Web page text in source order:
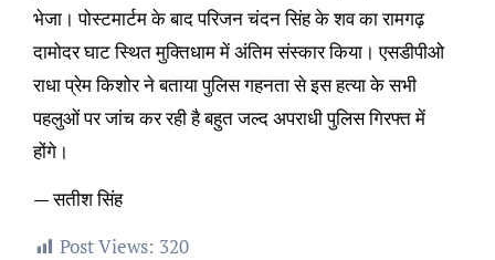
भेजा। पोस्टमार्टम के बाद परिजन चंदन सिंह के शव का रामगढ़
दामोदर घाट स्थित मुक्तिधाम में अंतिम संस्कार किया। एसडीपीओ
राधा प्रेम किशोर ने बताया पुलिस गहनता से इस हत्या के सभी
पहलुओं पर जांच कर रही है बहुत जल्द अपराधी पुलिस गिरफ्त में
होंगे।
— सतीश सिंह
Post Views: 320